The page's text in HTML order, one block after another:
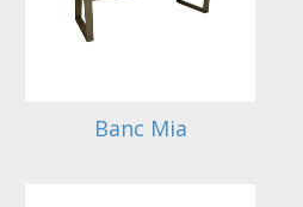
Banc Mia